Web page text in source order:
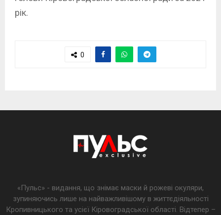
рік.
0
«Пульс» - видання, що знімає маски й рожеві окуляри,
зупиняючись лише на найважливішому в життєдіяльності
Кропивницького та усієї Кіровоградської області. Відтепер –